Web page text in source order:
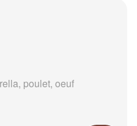
poulet, oeuf